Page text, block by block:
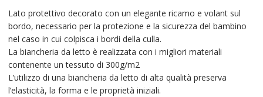
Lato protettivo decorato con un elegante ricamo e volant sul
bordo, necessario per la protezione e la sicurezza del bambino
nel caso in cui colpisca i bordi della culla.
La biancheria da letto è realizzata con i migliori materiali
contenente un tessuto di 300g/m2
L’utilizzo di una biancheria da letto di alta qualità preserva
l’elasticità, la forma e le proprietà iniziali.